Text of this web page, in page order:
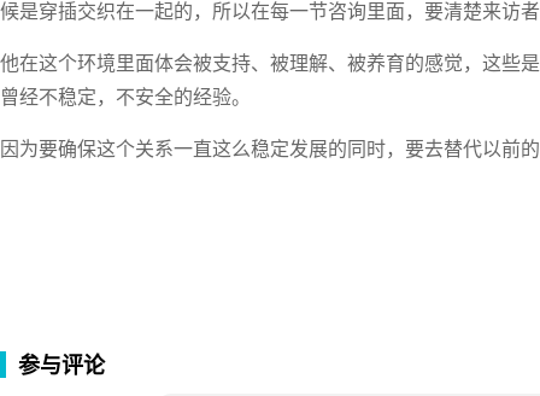
候是穿插交织在一起的，所以在每一节咨询里面，要清楚来访
他在这个环境里面体会被支持、被理解、被养育的感觉，这些
曾经不稳定，不安全的经验。
因为要确保这个关系一直这么稳定发展的同时，要去替代以前
参与评论